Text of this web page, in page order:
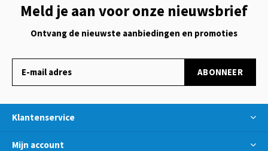
Meld je aan voor onze nieuwsbrief
Ontvang de nieuwste aanbiedingen en promoties
ABONNEER
Klantenservice
Mijn account